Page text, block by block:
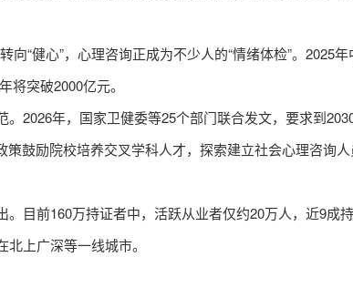
“健心”，心理咨询正成为不少人的“情绪体检”。2025年
将突破2000亿元。
2026年，国家卫健委等25个部门联合发文，要求到
鼓励院校培养交叉学科人才，探索建立社会心理咨询
目前160万持证者中，活跃从业者仅约20万人，近9成
上广深等一线城市。